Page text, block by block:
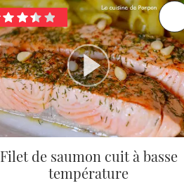
Filet de saumon cuit à basse
température